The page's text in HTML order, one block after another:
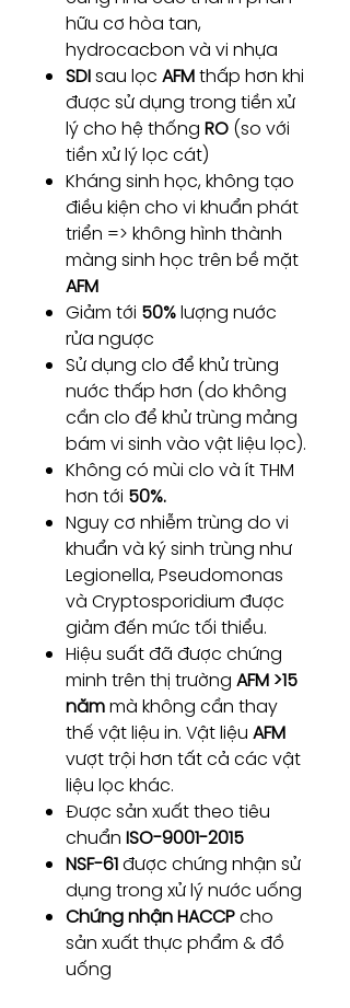
hữu cơ hòa tan,
hydrocacbon và vi nhựa
SDIsau lọc AFMthấp hơn khi
được sử dụng trong tiền xử
lý cho hệ thống RO (so với
tiền xử lý lọc cát)
Kháng sinh học, không tạo
điều kiện cho vi khuẩn phát
triển => không hình thành
màng sinh học trên bề mặt
AFM
Giảm tới 50%lượng nước
rửa ngược
Sử dụng clo để khử trùng
nước thấp hơn (do không
cần clo để khử trùng mảng
bám vi sinh vào vật liệu lọc).
Không có mùi clo và ít THM
hơn tới 50%.
Nguy cơ nhiễm trùng do vi
khuẩn và ký sinh trùng như
Legionella, Pseudomonas
và Cryptosporidium được
giảm đến mức tối thiểu.
Hiệu suất đã được chứng
minh trên thị trường AFM >15
nămmà không cần thay
thế vật liệu in. Vật liệu AFM
vượt trội hơn tất cả các vật
liệu lọc khác.
Được sản xuất theo tiêu
chuẩn ISO-9001-2015
NSF-61được chứng nhận sử
dụng trong xử lý nước uống
Chứng nhận HACCPcho
sản xuất thực phẩm & đồ
uống